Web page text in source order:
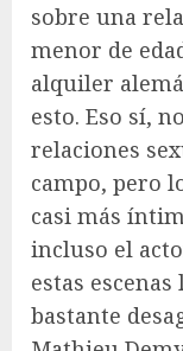
sobre una
menor de
alquiler
esto. Eso sí,
relaciones
campo, pero
casi más
incluso el
estas
bastante